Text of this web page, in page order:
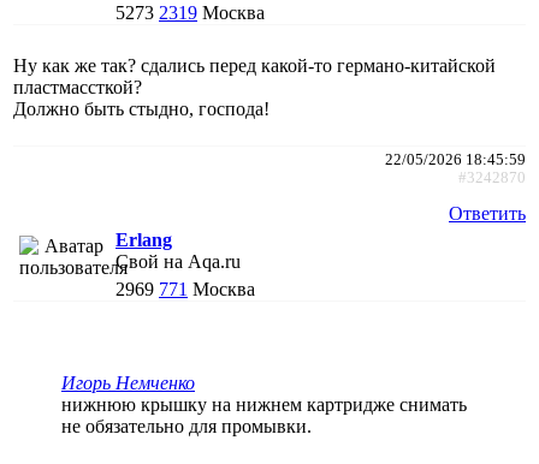
5273 2319 Москва
Ну как же так? сдались перед какой-то германо-китайской
пластмассткой?
Должно быть стыдно, господа!
22/05/2026 18:45:59
#3242870
Ответить
Erlang
Свой на Aqa.ru
2969 771 Москва
Игорь Немченко
нижнюю крышку на нижнем картридже снимать
не обязательно для промывки.